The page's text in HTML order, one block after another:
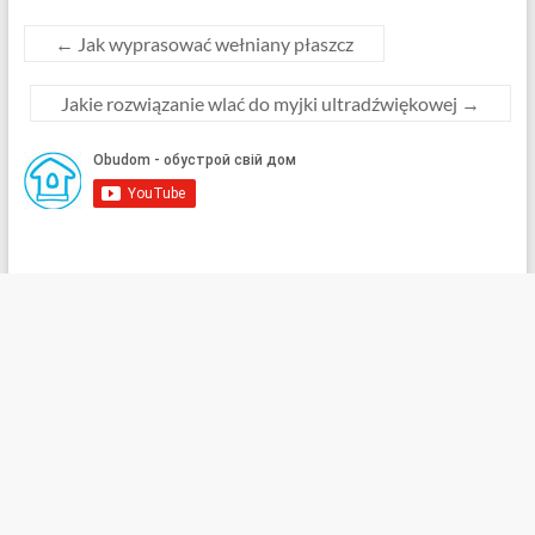
← Jak wyprasować wełniany płaszcz
Jakie rozwiązanie wlać do myjki ultradźwiękowej →